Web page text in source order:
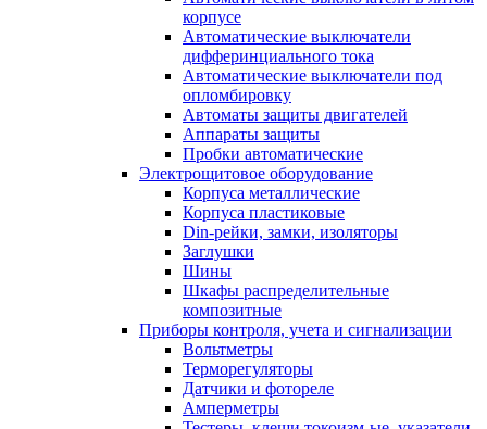
корпусе
Автоматические выключатели
дифферинциального тока
Автоматические выключатели под
опломбировку
Автоматы защиты двигателей
Аппараты защиты
Пробки автоматические
Электрощитовое оборудование
Корпуса металлические
Корпуса пластиковые
Din-рейки, замки, изоляторы
Заглушки
Шины
Шкафы распределительные
композитные
Приборы контроля, учета и сигнализации
Вольтметры
Терморегуляторы
Датчики и фотореле
Амперметры